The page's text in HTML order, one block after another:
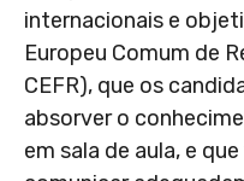
internacionais e
Europeu Comum de
CEFR), que os
absorver o
em sala de aula, e